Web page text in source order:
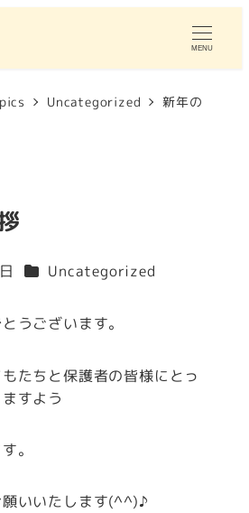
MENU
Uncategorized
新年の
カテゴリー
Uncategorized
うございます。
たちと保護者の皆様にとっ
すよう
。
いいたします(^^)♪